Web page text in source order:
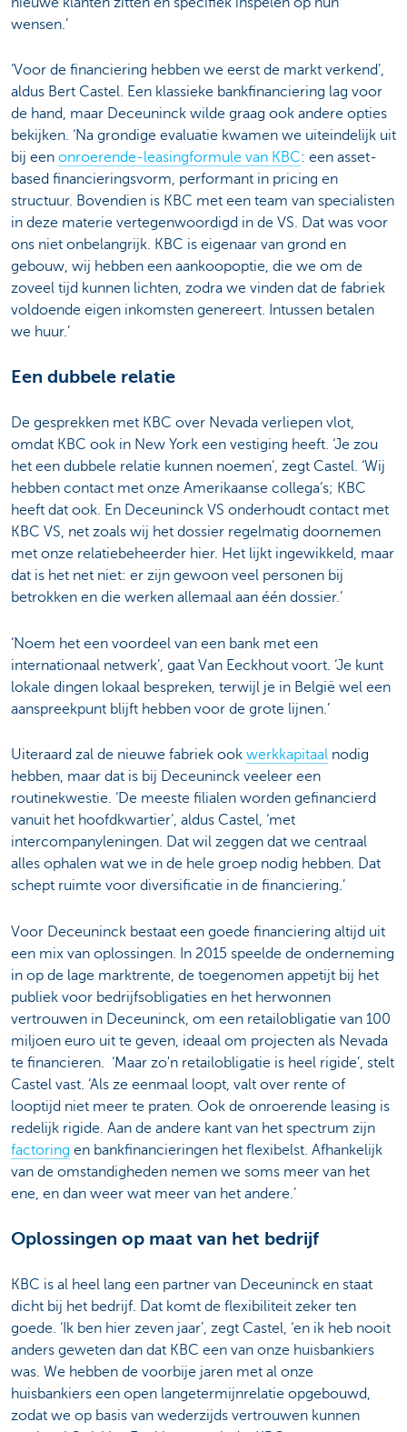
wensen.’
‘Voor de financiering hebben we eerst de markt verkend’,
aldus Bert Castel. Een klassieke bankfinanciering lag voor
de hand, maar Deceuninck wilde graag ook andere opties
bekijken. ‘Na grondige evaluatie kwamen we uiteindelijk uit
bij een onroerende-leasingformule van KBC: een asset-
based financieringsvorm, performant in pricing en
structuur. Bovendien is KBC met een team van specialisten
in deze materie vertegenwoordigd in de VS. Dat was voor
ons niet onbelangrijk. KBC is eigenaar van grond en
gebouw, wij hebben een aankoopoptie, die we om de
zoveel tijd kunnen lichten, zodra we vinden dat de fabriek
voldoende eigen inkomsten genereert. Intussen betalen
we huur.’
Een dubbele relatie
De gesprekken met KBC over Nevada verliepen vlot,
omdat KBC ook in New York een vestiging heeft. ‘Je zou
het een dubbele relatie kunnen noemen’, zegt Castel. ‘Wij
hebben contact met onze Amerikaanse collega’s; KBC
heeft dat ook. En Deceuninck VS onderhoudt contact met
KBC VS, net zoals wij het dossier regelmatig doornemen
met onze relatiebeheerder hier. Het lijkt ingewikkeld, maar
dat is het net niet: er zijn gewoon veel personen bij
betrokken en die werken allemaal aan één dossier.’
‘Noem het een voordeel van een bank met een
internationaal netwerk’, gaat Van Eeckhout voort. ‘Je kunt
lokale dingen lokaal bespreken, terwijl je in België wel een
aanspreekpunt blijft hebben voor de grote lijnen.’
Uiteraard zal de nieuwe fabriek ook werkkapitaal nodig
hebben, maar dat is bij Deceuninck veeleer een
routinekwestie. ‘De meeste filialen worden gefinancierd
vanuit het hoofdkwartier’, aldus Castel, ‘met
intercompanyleningen. Dat wil zeggen dat we centraal
alles ophalen wat we in de hele groep nodig hebben. Dat
schept ruimte voor diversificatie in de financiering.’
Voor Deceuninck bestaat een goede financiering altijd uit
een mix van oplossingen. In 2015 speelde de onderneming
in op de lage marktrente, de toegenomen appetijt bij het
publiek voor bedrijfsobligaties en het herwonnen
vertrouwen in Deceuninck, om een retailobligatie van 100
miljoen euro uit te geven, ideaal om projecten als Nevada
te financieren. ‘Maar zo'n retailobligatie is heel rigide’, stelt
Castel vast. ‘Als ze eenmaal loopt, valt over rente of
looptijd niet meer te praten. Ook de onroerende leasing is
redelijk rigide. Aan de andere kant van het spectrum zijn
factoring en bankfinancieringen het flexibelst. Afhankelijk
van de omstandigheden nemen we soms meer van het
ene, en dan weer wat meer van het andere.’
Oplossingen op maat van het bedrijf
KBC is al heel lang een partner van Deceuninck en staat
dicht bij het bedrijf. Dat komt de flexibiliteit zeker ten
goede. ‘Ik ben hier zeven jaar’, zegt Castel, ‘en ik heb nooit
anders geweten dan dat KBC een van onze huisbankiers
was. We hebben de voorbije jaren met al onze
huisbankiers een open langetermijnrelatie opgebouwd,
zodat we op basis van wederzijds vertrouwen kunnen